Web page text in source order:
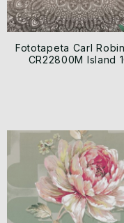
Fototapeta Carl
CR22800M Island